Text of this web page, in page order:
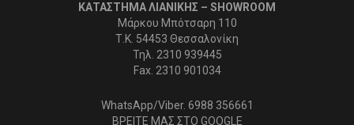
ΚΑΤΑΣΤΗΜΑ ΛΙΑΝΙΚΗΣ – SHOWROOM
Μάρκου Μπότσαρη 110
Τ.Κ. 54453 Θεσσαλονίκη
Τηλ. 2310 939445
Fax. 2310 901034
WhatsApp/Viber. 6988 356661
ΒΡΕΙΤΕ ΜΑΣ ΣΤΟ GOOGLE